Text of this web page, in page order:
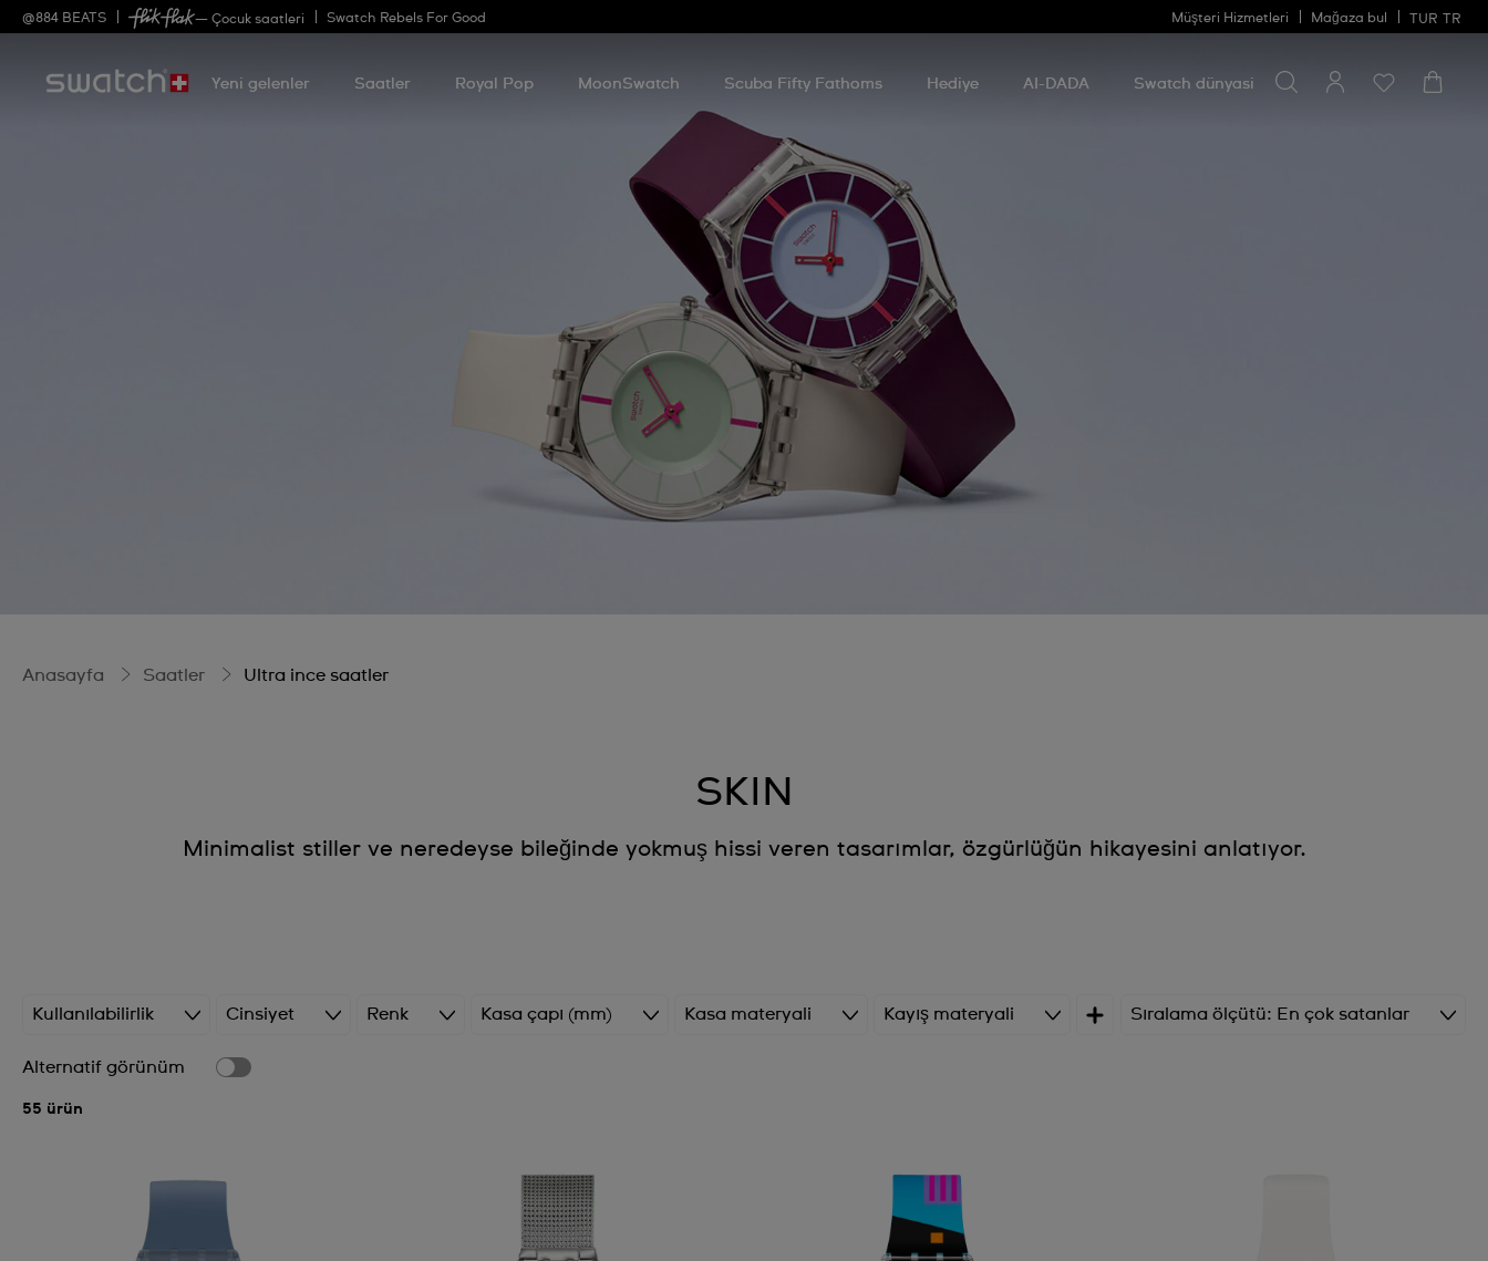
@884 BEATS — Çocuk saatleri Swatch Rebels For Good Müşteri Hizmetleri Mağaza bul TUR TR
Yeni gelenler Saatler Royal Pop MoonSwatch Scuba Fifty Fathoms Hediye AI-DADA Swatch dünyasi
şey
ara
Bir şey ara
Anasayfa Saatler Ultra ince saatler
SKIN
Minimalist stiller ve neredeyse bileğinde yokmuş hissi veren tasarımlar, özgürlüğün hikayesini anlatıyor.
Kullanılabilirlik Cinsiyet Renk Kasa çapı (mm) Kasa materyali Kayış materyali Sıralama ölçütü En çok satanlar
Alternatif görünüm
55 ürün